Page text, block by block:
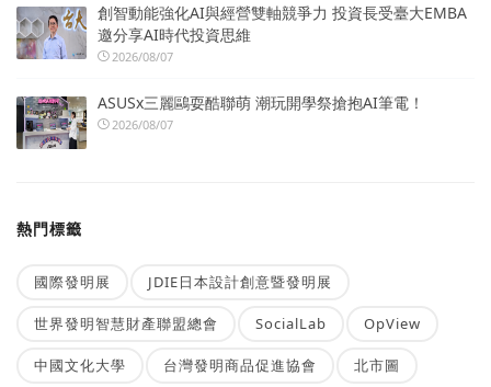
創智動能強化AI與經營雙軸競爭力 投資長受臺大EMBA
邀分享AI時代投資思維
2026/08/07
ASUSx三麗鷗耍酷聯萌 潮玩開學祭搶抱AI筆電！
2026/08/07
熱門標籤
國際發明展 JDIE日本設計創意暨發明展
世界發明智慧財產聯盟總會 SocialLab OpView
中國文化大學 台灣發明商品促進協會 北市圖